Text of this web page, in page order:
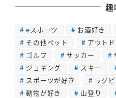
趣
eスポーツ お酒好き
その他ペット
アウト
ゴルフ
サッカー
ジョギング
スキー
スポーツが好き
ラグ
動物が好き
山登り